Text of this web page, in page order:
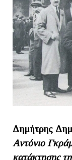
Δημήτρης
Αντόνιο
κατάκτησης